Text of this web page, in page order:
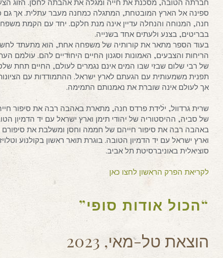
חברתה הטובה, מסכנת את חייה ומגלה את אהבתה לחסן. הזוג
ספינה אל הארץ המובטחת, המתגלה כמחנה מעבר עתלית. אך גם
חנה, המנוחה והנחלה עדיין אינה מנת חלקם. יחד עם הקמת
בבריטים, בצנע ולעתים אחד בשנייה.
בעוד הספר מתאר את קורותיה של משפחה אחת, הוא מתעתד
הריחות והצבעים, האמונות וסגנון החיים היחודיים להם. עולמם
של רבי שלום שבזי שבו המים אינם נגמרים לעולם, החיים תחת
תפנית משמעותית עם הגעתם לארץ ישראל. ההתמודדות עם
אך לעולם אינה שוברת את נאמנותם התמימה.
שרית גרדוול, ילידת פרדס חנה, מתארת באהבה רבה את סיפור
של סביה, ההיסטוריה של יהודי תימן וארץ ישראל עם יד הדמיון
באהבה רבה את סיפור חייהם של חממה וחסן ומשלבת את סיפורם
וארץ ישראל עם יד הדמיון הטובה. בוגרת תואר ראשון בקולנוע
סוציאלית באוניברסיטת תל אביב.
לקריאת הפרק הראשון לחצו כאן
“הכול אודות סופי”
הוצאת טל-מאי, 2023